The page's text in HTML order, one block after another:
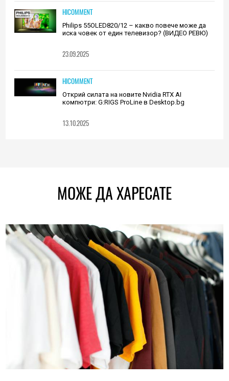
HICOMMENT
Philips 55OLED820/12 – какво повече може да
иска човек от един телевизор? (ВИДЕО РЕВЮ)
23.09.2025
HICOMMENT
Открий силата на новите Nvidia RTX AI
компютри: G:RIGS ProLine в Desktop.bg
13.10.2025
МОЖЕ ДА ХАРЕСАТЕ